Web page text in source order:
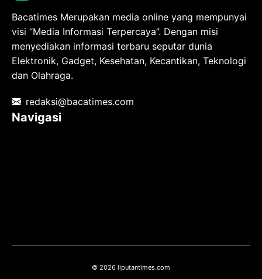
Bacatimes Merupakan media online yang mempunyai
visi “Media Informasi Terpercaya”. Dengan misi
menyediakan informasi terbaru seputar dunia
Elektronik, Gadget, Kesehatan, Kecantikan, Teknologi
dan Olahraga.
redaksi@bacatimes.com
Navigasi
© 2026 liputantimes.com